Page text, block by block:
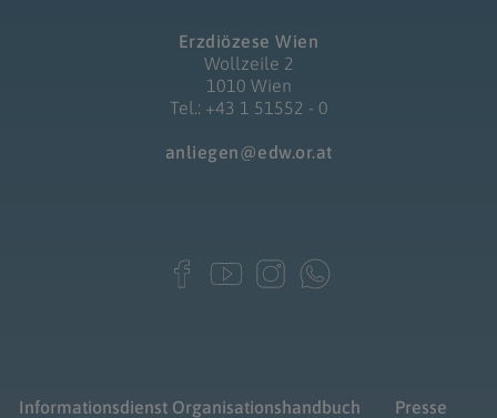
Erzdiözese Wien
Wollzeile 2
1010 Wien
Tel.: +43 1 51552 - 0
anliegen@edw.or.at
Informationsdienst Organisationshandbuch
Presse